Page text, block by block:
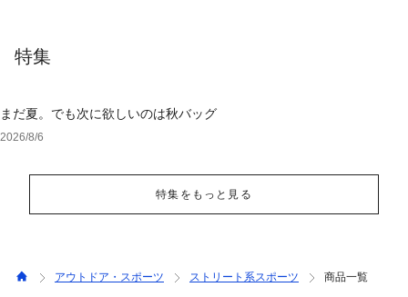
特集
まだ夏。でも次に欲しいのは秋バッグ
2026/8/6
特集をもっと見る
アウトドア・スポーツ ストリート系スポーツ 商品一覧